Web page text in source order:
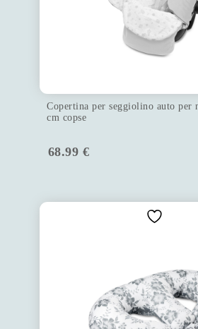
Copertina per seggiolino auto per
cm copse
68.99 €